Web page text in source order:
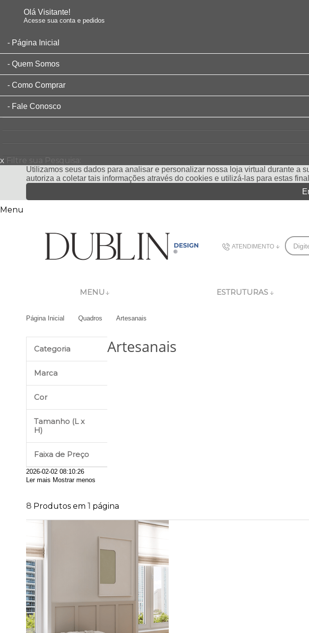
Olá Visitante!
Acesse sua conta e pedidos
Página Inicial
Quem Somos
Como Comprar
Fale Conosco
x Filtre sua Pesquisa:
Utilizamos seus dados para analisar e personalizar nossa loja virtual durante a
autoriza a coletar tais informações através do cookies e utilizá-las para estas
Menu
ATENDIMENTO
MENU ESTRUTURAS
Página Inicial Quadros Artesanais
Categoria
Marca
Cor
Tamanho (L x
H)
Faixa de Preço
Artesanais
2026-02-02 08:10:26
Ler mais Mostrar menos
8 Produtos em 1 página